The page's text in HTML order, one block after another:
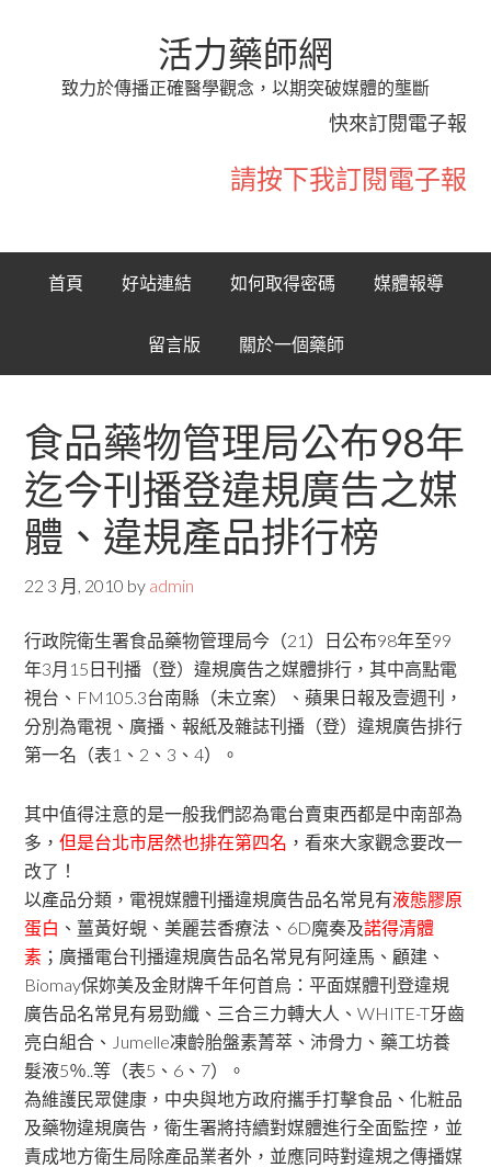
活力藥師網
致力於傳播正確醫學觀念，以期突破媒體的壟斷
快來訂閱電子報
請按下我訂閱電子報
首頁 好站連結 如何取得密碼 媒體報導
留言版 關於一個藥師
食品藥物管理局公布98年
迄今刊播登違規廣告之媒
體、違規產品排行榜
22 3 月, 2010 by admin
行政院衛生署食品藥物管理局今（21）日公布98年至99
年3月15日刊播（登）違規廣告之媒體排行，其中高點電
視台、FM105.3台南縣（未立案）、蘋果日報及壹週刊，
分別為電視、廣播、報紙及雜誌刊播（登）違規廣告排行
第一名（表1、2、3、4）。
其中值得注意的是一般我們認為電台賣東西都是中南部為
多，但是台北市居然也排在第四名 ，看來大家觀念要改一
改了！
以產品分類，電視媒體刊播違規廣告品名常見有液態膠原
蛋白 、薑黃好蜆、美麗芸香療法、6D魔奏及諾得清體
素 ；廣播電台刊播違規廣告品名常見有阿達馬、顧建、
Biomay保妳美及金財牌千年何首烏：平面媒體刊登違規
廣告品名常見有易勁纖、三合三力轉大人、WHITE-T牙齒
亮白組合、Jumelle凍齡胎盤素菁萃、沛骨力、藥工坊養
髮液5％..等（表5、6、7）。
為維護民眾健康，中央與地方政府攜手打擊食品、化粧品
及藥物違規廣告，衛生署將持續對媒體進行全面監控，並
責成地方衛生局除產品業者外，並應同時對違規之傳播媒